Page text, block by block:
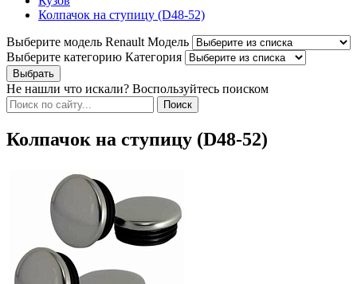
Колпачок на ступицу (D48-52)
Выберите модель Renault Модель
Выберите категорию Категория
Не нашли что искали? Воспользуйтесь поиском
Колпачок на ступицу (D48-52)